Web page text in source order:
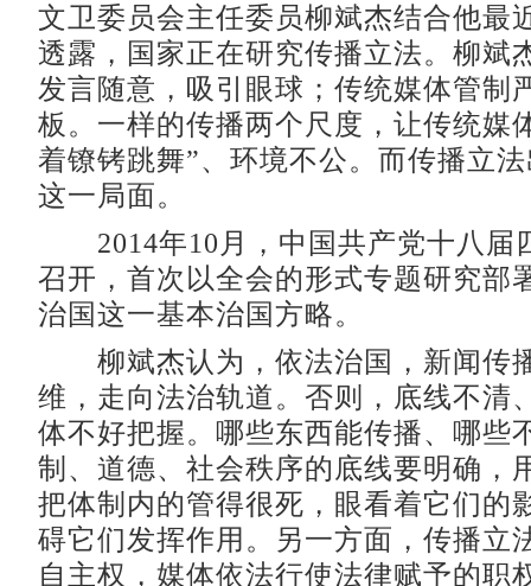
文卫委员会主任委员柳斌杰结合他最
透露，国家正在研究传播立法。柳斌
发言随意，吸引眼球；传统媒体管制
板。一样的传播两个尺度，让传统媒
着镣铐跳舞”、环境不公。而传播立
这一局面。
2014年10月，中国共产党十八届
召开，首次以全会的形式专题研究部
治国这一基本治国方略。
柳斌杰认为，依法治国，新闻传
维，走向法治轨道。否则，底线不清
体不好把握。哪些东西能传播、哪些
制、道德、社会秩序的底线要明确，
把体制内的管得很死，眼看着它们的
碍它们发挥作用。另一方面，传播立
自主权，媒体依法行使法律赋予的职